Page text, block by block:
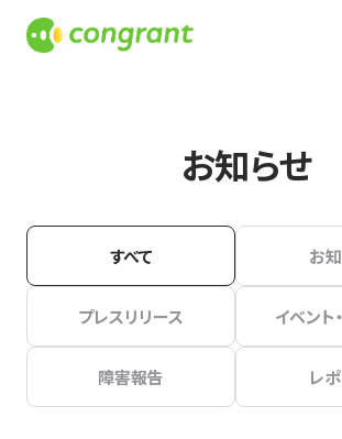
お知らせ
すべて お
プレスリリース イベント
障害報告 レ